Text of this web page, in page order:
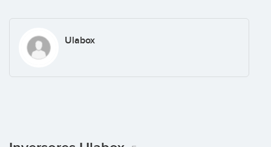
Ulabox